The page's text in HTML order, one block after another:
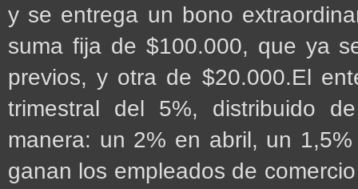
y se entrega un bono
suma fija de $100.000, que ya
previos, y otra de $20.000.El
trimestral del 5%, distribuido
manera: un 2% en abril, un
ganan los empleados de